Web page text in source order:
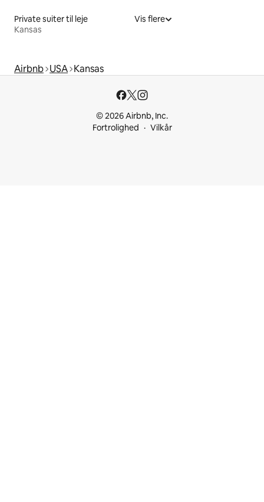
Private suiter til leje
Kansas
Vis flere
Airbnb USA Kansas
© 2026 Airbnb, Inc.
Fortrolighed
Vilkår